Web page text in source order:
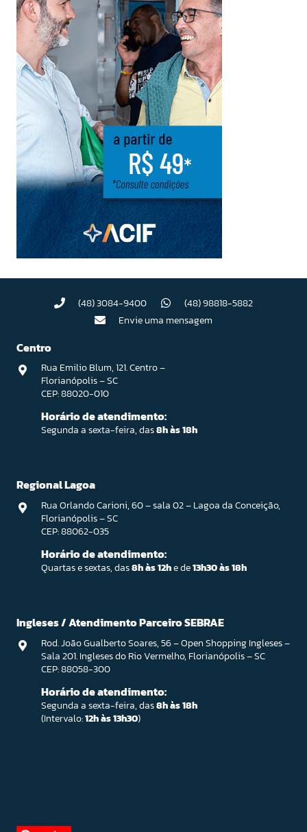
(48) 3084-9400
(48) 98818-5882
Envie uma mensagem
Centro
Rua Emilio Blum, 121. Centro –
Florianópolis – SC
CEP: 88020-010
Horário de atendimento:
Segunda a sexta-feira, das8h às 18h
Regional Lagoa
Rua Orlando Carioni, 60 – sala 02 – Lagoa da Conceição,
Florianópolis – SC
CEP: 88062-035
Horário de atendimento:
Quartas e sextas, das8h às 12he de13h30 às 18h
Ingleses / Atendimento Parceiro SEBRAE
Rod. João Gualberto Soares, 56 – Open Shopping Ingleses –
Sala 201. Ingleses do Rio Vermelho, Florianópolis – SC
CEP: 88058-300
Horário de atendimento:
Segunda a sexta-feira, das8h às 18h
(Intervalo:12h às 13h30)